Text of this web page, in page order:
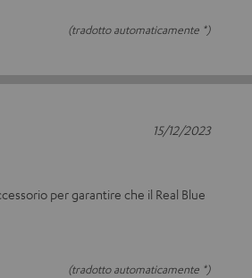
(tradotto automaticamente *)
per garantire che il Real Blue
(tradotto automaticamente *)
15/12/2023